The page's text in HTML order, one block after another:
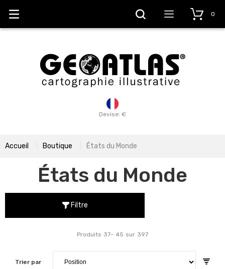
Devise: €
0
Accueil Boutique États du Monde
États du Monde
Filtre
Trier par
Produits 37- 45 sur 397